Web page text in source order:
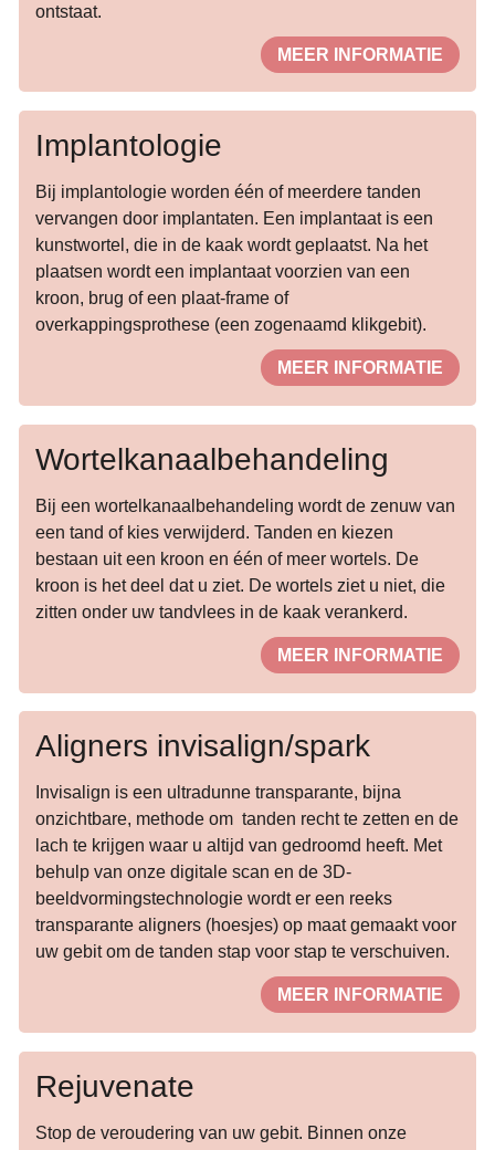
ontstaat.
MEER INFORMATIE
Implantologie
Bij implantologie worden één of meerdere tanden
vervangen door implantaten. Een implantaat is een
kunstwortel, die in de kaak wordt geplaatst. Na het
plaatsen wordt een implantaat voorzien van een
kroon, brug of een plaat-frame of
overkappingsprothese (een zogenaamd klikgebit).
MEER INFORMATIE
Wortelkanaalbehandeling
Bij een wortelkanaalbehandeling wordt de zenuw van
een tand of kies verwijderd. Tanden en kiezen
bestaan uit een kroon en één of meer wortels. De
kroon is het deel dat u ziet. De wortels ziet u niet, die
zitten onder uw tandvlees in de kaak verankerd.
MEER INFORMATIE
Aligners invisalign/spark
Invisalign is een ultradunne transparante, bijna
onzichtbare, methode om tanden recht te zetten en de
lach te krijgen waar u altijd van gedroomd heeft. Met
behulp van onze digitale scan en de 3D-
beeldvormingstechnologie wordt er een reeks
transparante aligners (hoesjes) op maat gemaakt voor
uw gebit om de tanden stap voor stap te verschuiven.
MEER INFORMATIE
Rejuvenate
Stop de veroudering van uw gebit. Binnen onze